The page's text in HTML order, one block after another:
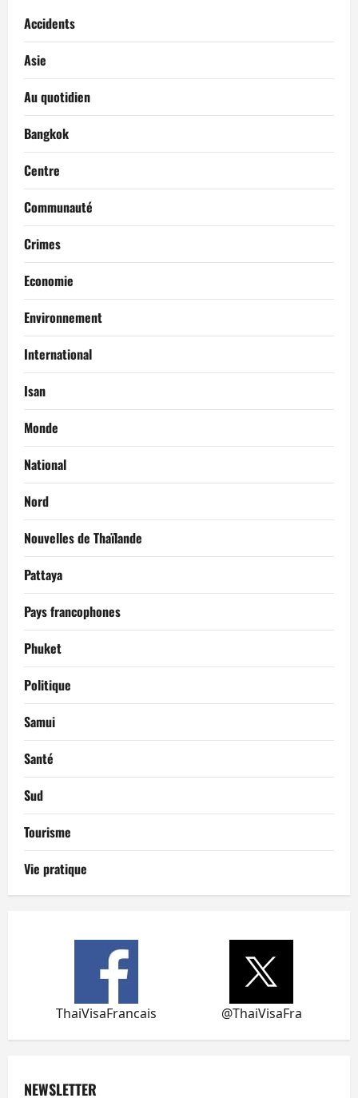
Accidents
Asie
Au quotidien
Bangkok
Centre
Communauté
Crimes
Economie
Environnement
International
Isan
Monde
National
Nord
Nouvelles de Thaïlande
Pattaya
Pays francophones
Phuket
Politique
Samui
Santé
Sud
Tourisme
Vie pratique
ThaiVisaFrancais @ThaiVisaFra
NEWSLETTER